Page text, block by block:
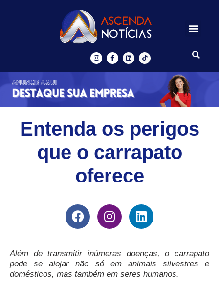
Entenda os perigos
que o carrapato
oferece
Além de transmitir inúmeras doenças, o carrapato
pode se alojar não só em animais silvestres e
domésticos, mas também em seres humanos.